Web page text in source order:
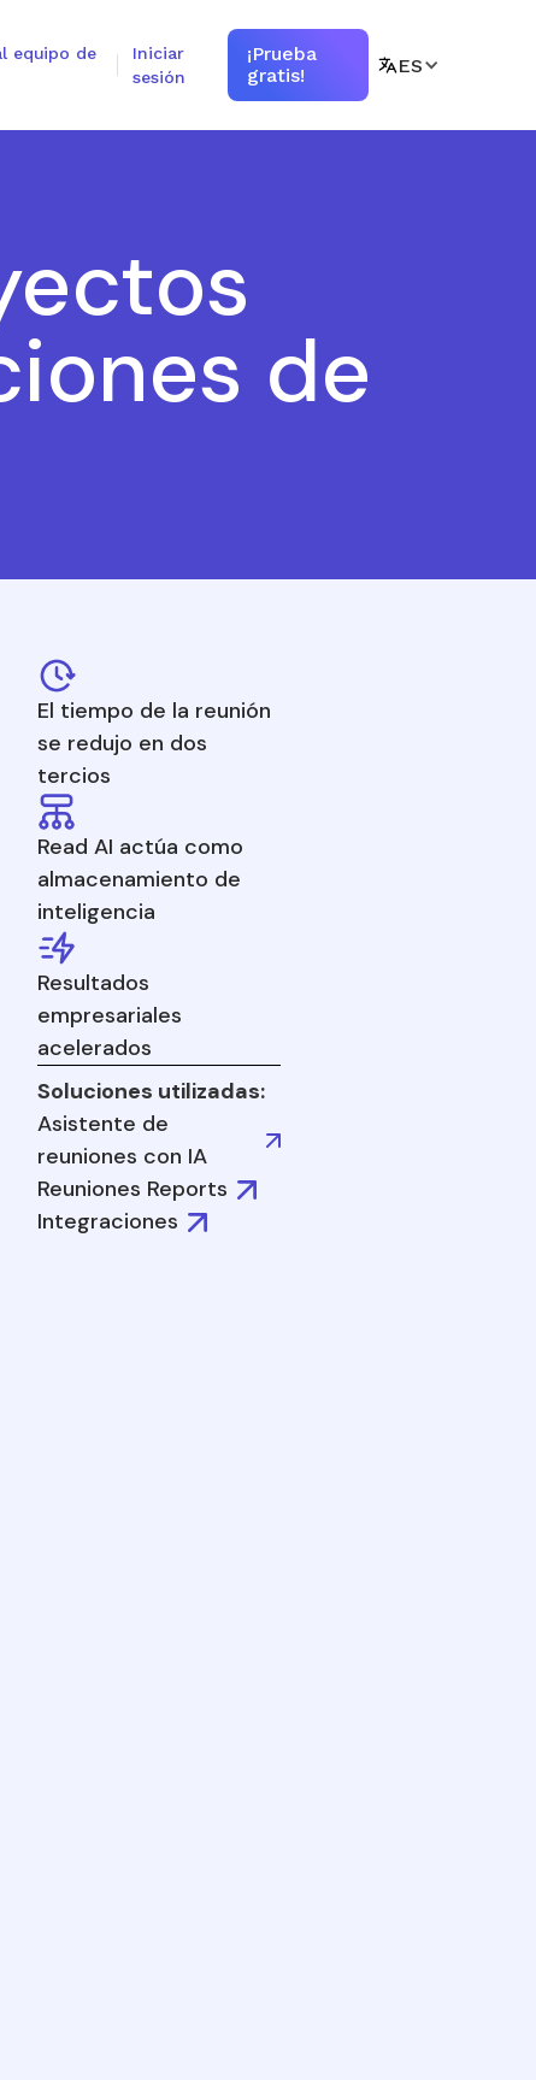
equipo de
Iniciar
sesión
¡Prueba
gratis!
ES
de
El tiempo de la reunión
se redujo en dos
tercios
Read AI actúa como
almacenamiento de
inteligencia
Resultados
empresariales
acelerados
Soluciones utilizadas:
Asistente de
reuniones con IA
Reuniones Reports
Integraciones